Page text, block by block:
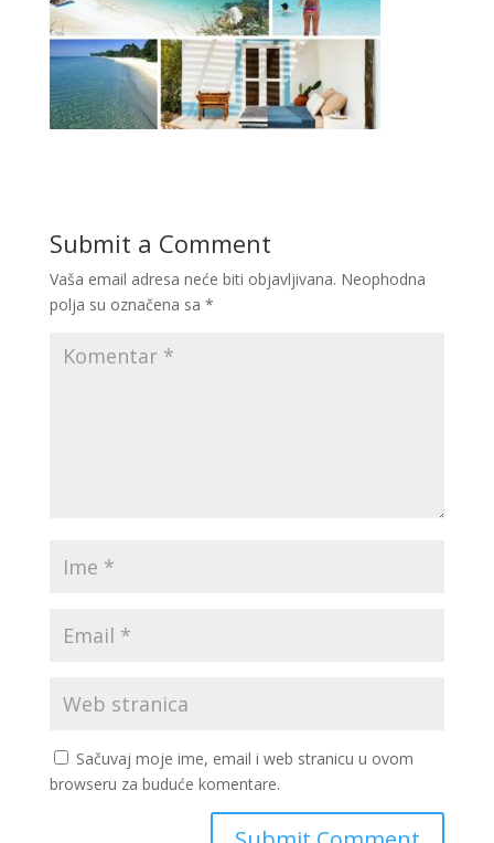
Submit a Comment
Vaša email adresa neće biti objavljivana. Neophodna
polja su označena sa *
Sačuvaj moje ime, email i web stranicu u ovom
browseru za buduće komentare.